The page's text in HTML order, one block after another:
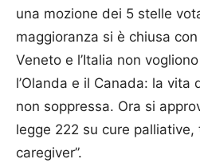
una mozione dei 5 stelle
maggioranza si è chiusa
Veneto e l’Italia non
l’Olanda e il Canada: la vita
non soppressa. Ora si
legge 222 su cure
caregiver”.